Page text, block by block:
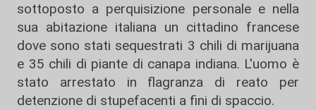
sottoposto a perquisizione personale e nella
sua abitazione italiana un cittadino francese
dove sono stati sequestrati 3 chili di marijuana
e 35 chili di piante di canapa indiana. L'uomo è
stato arrestato in flagranza di reato per
detenzione di stupefacenti a fini di spaccio.